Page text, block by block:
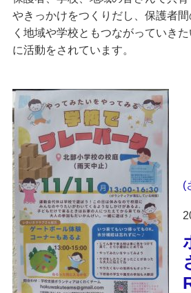
やきっかけをつくりだし、保護者
く地域や学校ともつながっていき
に活動をされています。
(